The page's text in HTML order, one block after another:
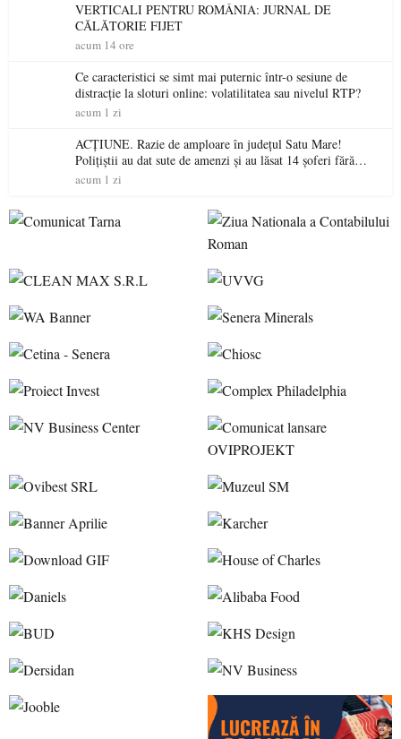
VERTICALI PENTRU ROMÂNIA: JURNAL DE
CĂLĂTORIE FIJET
acum 14 ore
Ce caracteristici se simt mai puternic într-o sesiune de
distracție la sloturi online: volatilitatea sau nivelul RTP?
acum 1 zi
ACȚIUNE. Razie de amploare în județul Satu Mare!
Polițiștii au dat sute de amenzi și au lăsat 14 șoferi fără
permis într-o singură zi
acum 1 zi